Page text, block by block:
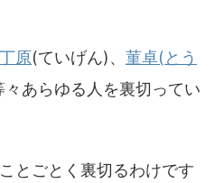
丁原(ていげん)、 菫卓(とう
々あらゆる人を裏切ってい
とごとく裏切るわけです